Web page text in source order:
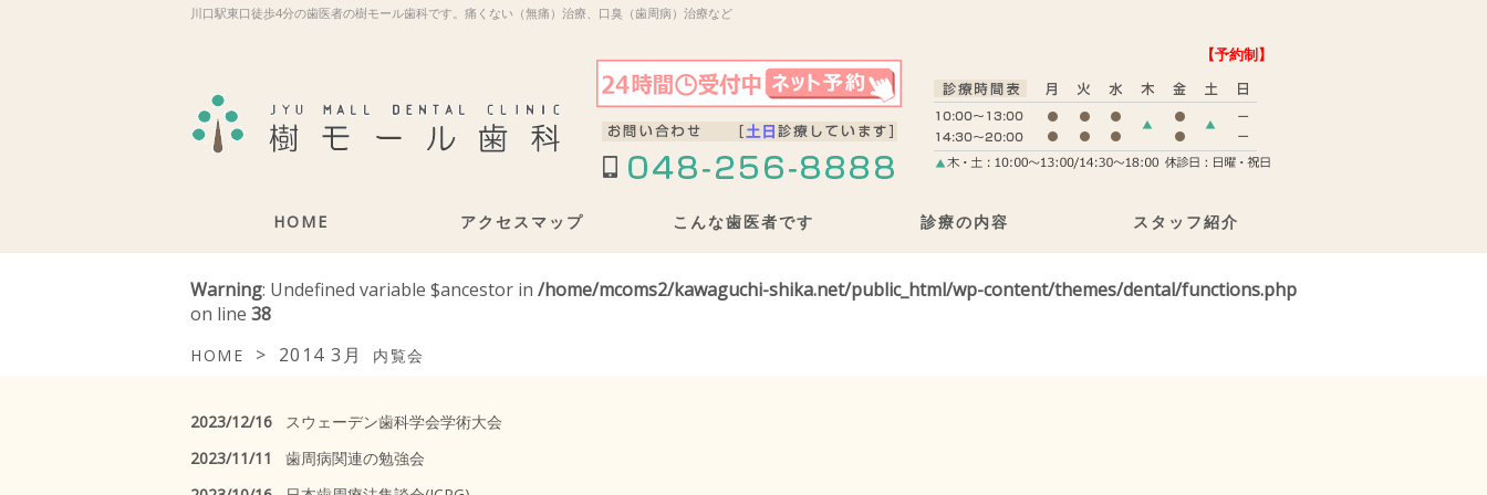
川口駅東口徒歩4分の歯医者の樹モール歯科です。痛くない（無痛）治療、口臭（歯周病）治療など
【予約制】
HOME アクセスマップ こんな歯医者です 診療の内容 スタッフ紹介
Warning: Undefined variable $ancestor in /home/mcoms2/kawaguchi-shika.net/public_html/wp-content/themes/dental/functions.php
on line 38
HOME > 2014 3月 内覧会
2023/12/16 スウェーデン歯科学会学術大会
2023/11/11
歯周病関連の勉強会